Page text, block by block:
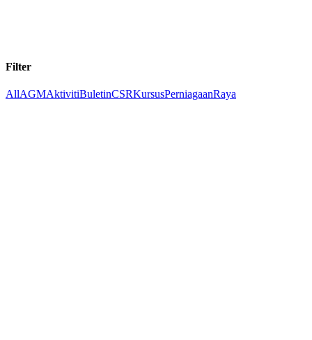
Filter
AllAGMAktivitiBuletinCSRKursusPerniagaanRaya